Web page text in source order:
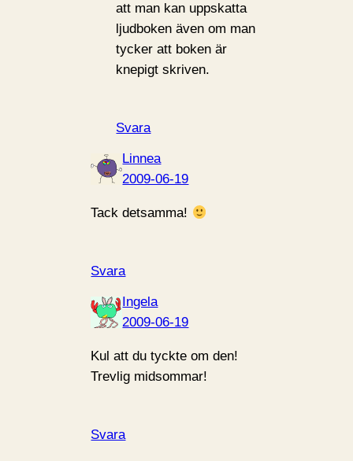
att man kan uppskatta
ljudboken även om man
tycker att boken är
knepigt skriven.
Svara
Linnea
2009-06-19
Tack detsamma!
Svara
Ingela
2009-06-19
Kul att du tyckte om den!
Trevlig midsommar!
Svara